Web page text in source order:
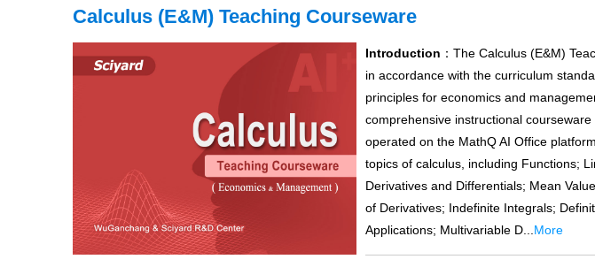
Calculus (E&M) Teaching Courseware
Introduction ：The Calculus (E&M)
in accordance with the curriculum
principles for economics and
comprehensive instructional
operated on the MathQ AI Office
topics of calculus, including Functions;
Derivatives and Differentials; Mean
of Derivatives; Indefinite Integrals;
Applications; Multivariable D... More